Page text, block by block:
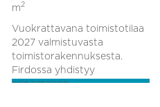
m2
Vuokrattavana toimistotilaa
2027 valmistuvasta
toimistorakennuksesta.
Firdossa yhdistyy
erinomaisen ...